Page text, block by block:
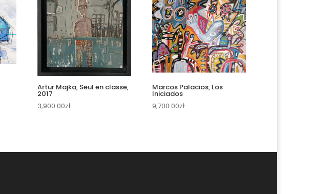
Artur Majka, Seul en classe,
2017
3,900.00zł
Marcos Palacios, Los
Iniciados
9,700.00zł